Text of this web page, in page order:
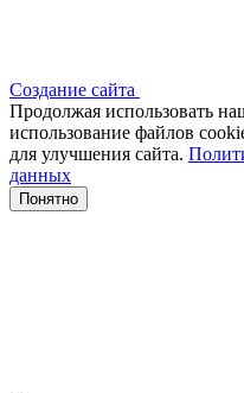
Создание сайта
Продолжая использовать
использование файлов
для улучшения сайта.
данных
Понятно